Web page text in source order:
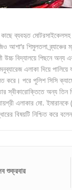
ব্যবহৃত
আশা’র শিমুলতলা
বিদ্যালয়ে পিছনে অন্য
এলাকা দিয়ে পালিয়ে
করে। পরে পুলিশ সিসি
স্বীকারোক্তিতে অন্য
এলাকার মো.
বিষয়টি নিশ্চিত করে
শুক্রবার